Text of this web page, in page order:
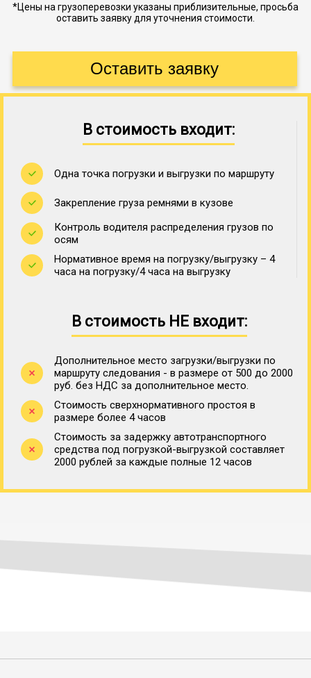
*Цены на грузоперевозки указаны приблизительные, просьба
оставить заявку для уточнения стоимости.
В стоимость входит:
Одна точка погрузки и выгрузки по маршруту
Закрепление груза ремнями в кузове
Контроль водителя распределения грузов по
осям
Нормативное время на погрузку/выгрузку – 4
часа на погрузку/4 часа на выгрузку
В стоимость НЕ входит:
Дополнительное место загрузки/выгрузки по
маршруту следования - в размере от 500 до 2000
руб. без НДС за дополнительное место.
Стоимость сверхнормативного простоя в
размере более 4 часов
Стоимость за задержку автотранспортного
средства под погрузкой-выгрузкой составляет
2000 рублей за каждые полные 12 часов